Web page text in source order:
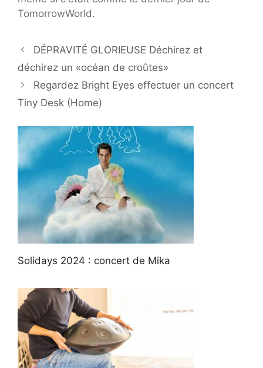
TomorrowWorld.
DÉPRAVITÉ GLORIEUSE Déchirez et
déchirez un «océan de croûtes»
Regardez Bright Eyes effectuer un concert
Tiny Desk (Home)
Solidays 2024 : concert de Mika